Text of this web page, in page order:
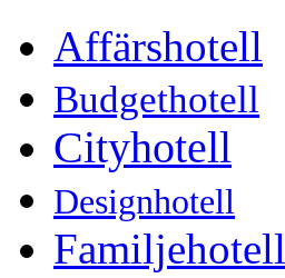
Affärshotell
Budgethotell
Cityhotell
Designhotell
Familjehotell